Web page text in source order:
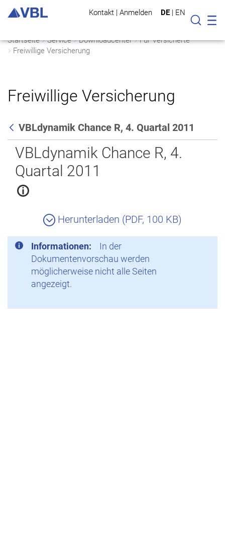
Kontakt | Anmelden DE | EN
Suche
Startseite Service Downloadcenter
Für Versicherte
Freiwillige Versicherung
Freiwillige Versicherung
Zurück
VBLdynamik Chance R, 4. Quartal 2011
VBLdynamik Chance R, 4.
Quartal 2011
Herunterladen (PDF, 100 KB)
Informationen:
In der
Dokumentenvorschau werden
möglicherweise nicht alle Seiten
angezeigt.